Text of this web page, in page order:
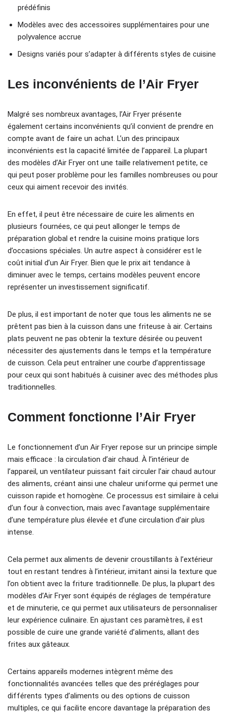
prédéfinis
Modèles avec des accessoires supplémentaires pour une
polyvalence accrue
Designs variés pour s’adapter à différents styles de cuisine
Les inconvénients de l’Air Fryer
Malgré ses nombreux avantages, l’Air Fryer présente
également certains inconvénients qu’il convient de prendre en
compte avant de faire un achat. L’un des principaux
inconvénients est la capacité limitée de l’appareil. La plupart
des modèles d’Air Fryer ont une taille relativement petite, ce
qui peut poser problème pour les familles nombreuses ou pour
ceux qui aiment recevoir des invités.
En effet, il peut être nécessaire de cuire les aliments en
plusieurs fournées, ce qui peut allonger le temps de
préparation global et rendre la cuisine moins pratique lors
d’occasions spéciales. Un autre aspect à considérer est le
coût initial d’un Air Fryer. Bien que le prix ait tendance à
diminuer avec le temps, certains modèles peuvent encore
représenter un investissement significatif.
De plus, il est important de noter que tous les aliments ne se
prêtent pas bien à la cuisson dans une friteuse à air. Certains
plats peuvent ne pas obtenir la texture désirée ou peuvent
nécessiter des ajustements dans le temps et la température
de cuisson. Cela peut entraîner une courbe d’apprentissage
pour ceux qui sont habitués à cuisiner avec des méthodes plus
traditionnelles.
Comment fonctionne l’Air Fryer
Le fonctionnement d’un Air Fryer repose sur un principe simple
mais efficace : la circulation d’air chaud. À l’intérieur de
l’appareil, un ventilateur puissant fait circuler l’air chaud autour
des aliments, créant ainsi une chaleur uniforme qui permet une
cuisson rapide et homogène. Ce processus est similaire à celui
d’un four à convection, mais avec l’avantage supplémentaire
d’une température plus élevée et d’une circulation d’air plus
intense.
Cela permet aux aliments de devenir croustillants à l’extérieur
tout en restant tendres à l’intérieur, imitant ainsi la texture que
l’on obtient avec la friture traditionnelle. De plus, la plupart des
modèles d’Air Fryer sont équipés de réglages de température
et de minuterie, ce qui permet aux utilisateurs de personnaliser
leur expérience culinaire. En ajustant ces paramètres, il est
possible de cuire une grande variété d’aliments, allant des
frites aux gâteaux.
Certains appareils modernes intègrent même des
fonctionnalités avancées telles que des préréglages pour
différents types d’aliments ou des options de cuisson
multiples, ce qui facilite encore davantage la préparation des